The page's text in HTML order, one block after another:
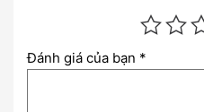
Đánh giá của bạn *